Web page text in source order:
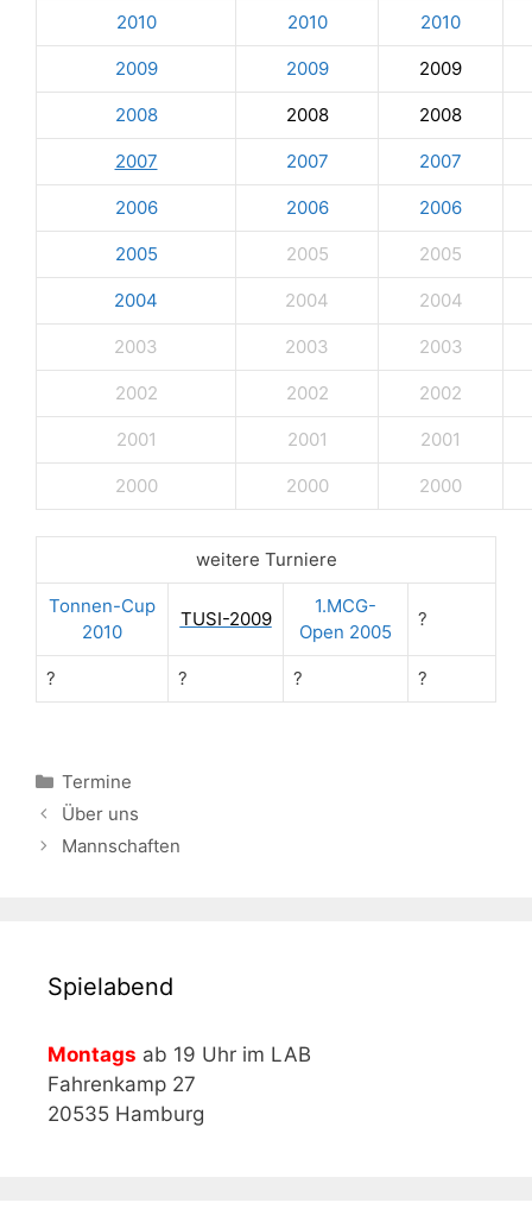
2010 2010 2010
2009 2009 2009
2008 2008 2008
2007 2007 2007
2006 2006 2006
2005 2005 2005
2004 2004 2004
2003 2003 2003
2002 2002 2002
2001 2001 2001
2000 2000 2000
weitere Turniere
Tonnen-Cup
2010
TUSI-2009
1.MCG-
Open 2005
?
? ? ? ?
Kategorien
Termine
Über uns
Mannschaften
Spielabend
Montags ab 19 Uhr im LAB
Fahrenkamp 27
20535 Hamburg